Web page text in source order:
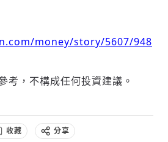
money/story/5607/948
考，不構成任何投資建議。
收藏 分享